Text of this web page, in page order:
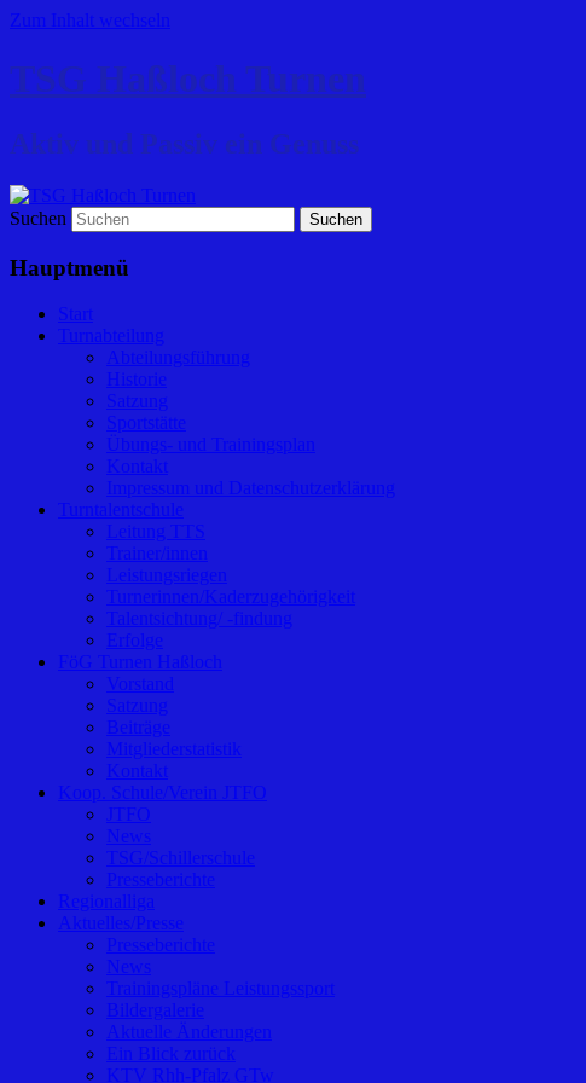
Zum Inhalt wechseln
TSG Haßloch Turnen
Aktiv und Passiv ein Genuss
Suchen
Hauptmenü
Start
Turnabteilung
Abteilungsführung
Historie
Satzung
Sportstätte
Übungs- und Trainingsplan
Kontakt
Impressum und Datenschutzerklärung
Turntalentschule
Leitung TTS
Trainer/innen
Leistungsriegen
Turnerinnen/Kaderzugehörigkeit
Talentsichtung/ -findung
Erfolge
FöG Turnen Haßloch
Vorstand
Satzung
Beiträge
Mitgliederstatistik
Kontakt
Koop. Schule/Verein JTFO
JTFO
News
TSG/Schillerschule
Presseberichte
Regionalliga
Aktuelles/Presse
Presseberichte
News
Trainingspläne Leistungssport
Bildergalerie
Aktuelle Änderungen
Ein Blick zurück
KTV Rhh-Pfalz GTw